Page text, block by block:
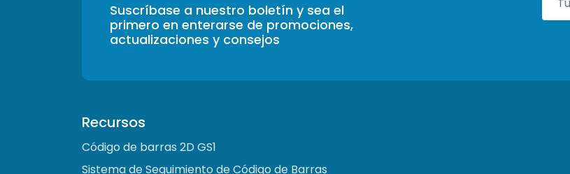
Suscríbase a nuestro boletín y sea el
primero en enterarse de promociones,
actualizaciones y consejos
Recursos
Código de barras 2D GS1
Sistema de Seguimiento de Código de Barras